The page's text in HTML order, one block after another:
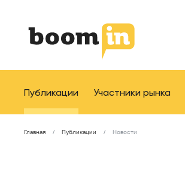
Публикации Участники рынка
Главная Публикации Новости